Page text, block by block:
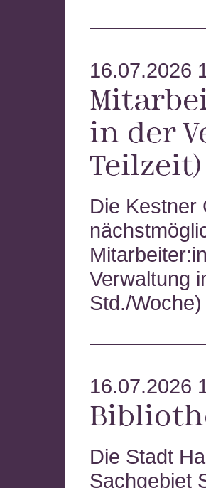
16.07.2026
in der
Teilzeit)
Die Kestner
Verwaltung
Std./
16.07.2026
Die Stadt
Sachgebiet